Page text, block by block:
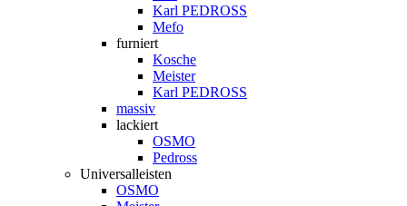
Karl PEDROSS
Mefo
furniert
Kosche
Meister
Karl PEDROSS
massiv
lackiert
OSMO
Pedross
Universalleisten
OSMO